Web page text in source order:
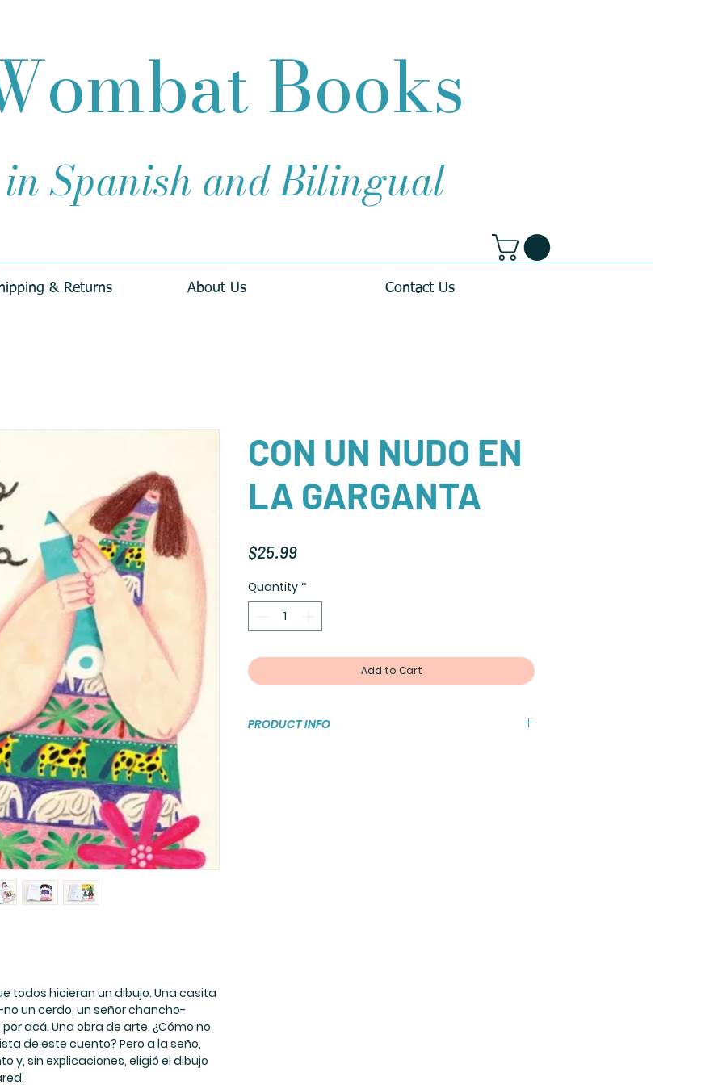
Books
in Spanish and Bilingual
& Returns About Us Contact Us
todos hicieran un dibujo. Una casita
un cerdo, un señor chancho-
acá. Una obra de arte. ¿Cómo no
de este cuento? Pero a la seño,
y, sin explicaciones, eligió el dibujo
CON UN NUDO EN
LA GARGANTA
$25.99Price
Quantity *
Add to Cart
PRODUCT INFO